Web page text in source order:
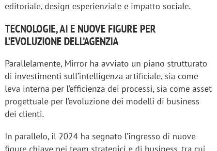
editoriale, design esperienziale e impatto sociale.
TECNOLOGIE, AI E NUOVE FIGURE PER
L’EVOLUZIONE DELL’AGENZIA
Parallelamente, Mirror ha avviato un piano strutturato
di investimenti sull’intelligenza artificiale, sia come
leva interna per l’efficienza dei processi, sia come asset
progettuale per l’evoluzione dei modelli di business
dei clienti.
In parallelo, il 2024 ha segnato l’ingresso di nuove